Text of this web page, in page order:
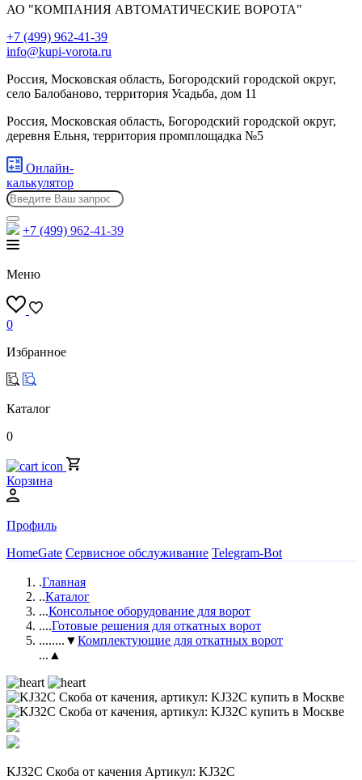
АО "КОМПАНИЯ АВТОМАТИЧЕСКИЕ ВОРОТА"
+7 (499) 962-41-39
info@kupi-vorota.ru
Россия, Московская область, Богородский городской округ,
село Балобаново, территория Усадьба, дом 11
Россия, Московская область, Богородский городской округ,
деревня Ельня, территория промплощадка №5
Онлайн-
калькулятор
+7 (499) 962-41-39
Меню
0
Избранное
Каталог
0
Корзина
Профиль
HomeGate Сервисное обслуживание Telegram-Bot
.Главная
..Каталог
...Консольное оборудование для ворот
....Готовые решения для откатных ворот
........▼Комплектующие для откатных ворот
...▲
KJ32C Скоба от качения Артикул: KJ32C